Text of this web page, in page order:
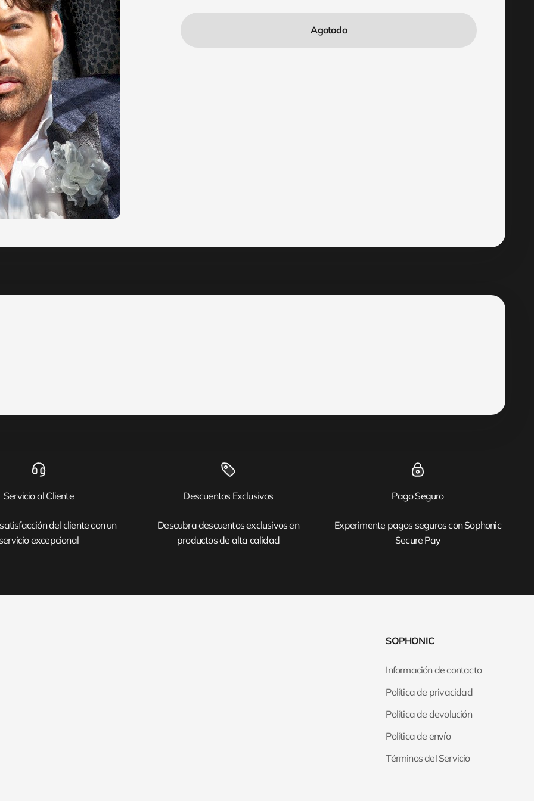
Agotado
Servicio al Cliente
del cliente con un
excepcional
Descuentos Exclusivos
Descubra descuentos exclusivos en
productos de alta calidad
Pago Seguro
Experimente pagos seguros con Sophonic
Secure Pay
SOPHONIC
Información de contacto
Política de privacidad
Política de devolución
Política de envío
Términos del Servicio